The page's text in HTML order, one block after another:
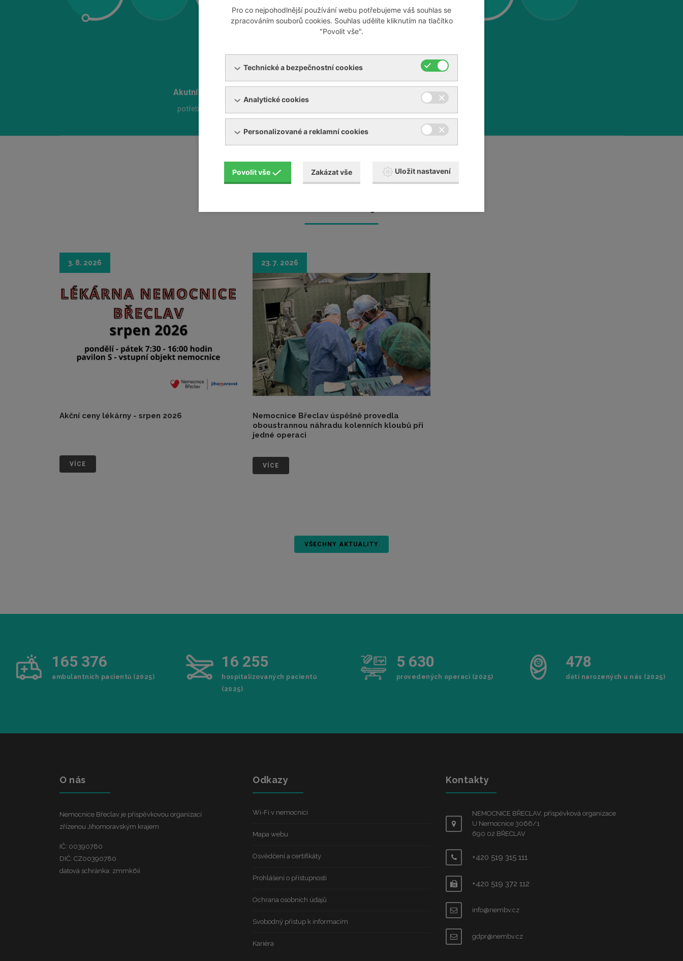
3. 8. 2026
Akční ceny lékárny - srpen 2026
VÍCE
23. 7. 2026
Nemocnice Břeclav úspěšně provedla
oboustrannou náhradu kolenních kloubů při
jedné operaci
VÍCE
VŠECHNY AKTUALITY
165 376
ambulantních pacientů (2025)
16 255
hospitalizovaných pacientů
(2025)
5 630
provedených operací (2025)
478
dětí narozených u nás (2025)
O nás
Nemocnice Břeclav je příspěvkovou organizací
zřízenou Jihomoravským krajem
IČ: 00390780
DIČ: CZ00390780
datová schránka: zmmk6ii
Odkazy
Wi-Fi v nemocnici
Mapa webu
Osvědčení a certifikáty
Prohlášení o přístupnosti
Ochrana osobních údajů
Svobodný přístup k informacím
Kariéra
Kontakty
NEMOCNICE BŘECLAV, příspěvková organizace
U Nemocnice 3066/1
690 02 BŘECLAV
+420 519 315 111
+420 519 372 112
info@nembv.cz
gdpr@nembv.cz
Pro co nejpohodlnější používání webu potřebujeme váš souhlas se
zpracováním souborů cookies. Souhlas udělíte kliknutím na tlačítko
"Povolit vše".
Technické a bezpečnostní cookies
Analytické cookies
Personalizované a reklamní cookies
Povolit vše Zakázat vše Uložit nastavení